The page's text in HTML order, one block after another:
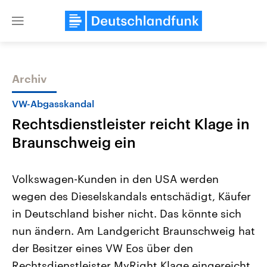
Close
Themen
Landtagswahl Sachsen-Anhalt
2026
Alle Informationen
Sachsen-Anhalt wählt am 6.
September 2026 einen neuen
Landtag. Seit 2021 wird das
Bundesland von einer Koalition aus
USA
Aktuelle Beiträge,
Hintergründe
Wirtschaftlich und
gehören die Vereinigten
den mächtigsten Ländern
mit großem Einfluss auf
Archiv
VW-Abgasskandal
Rechtsdienstleister reicht Klage in
Braunschweig ein
Volkswagen-Kunden in den USA werden
wegen des Dieselskandals entschädigt, Käufer
in Deutschland bisher nicht. Das könnte sich
nun ändern. Am Landgericht Braunschweig hat
der Besitzer eines VW Eos über den